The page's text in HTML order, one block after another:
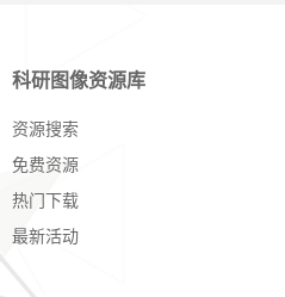
科研图像资源库
资源搜索
免费资源
热门下载
最新活动